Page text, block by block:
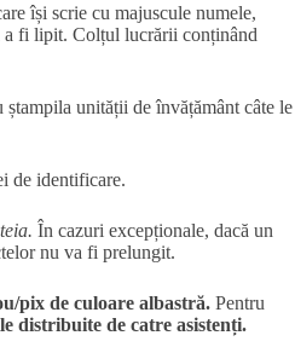
își scrie cu majuscule numele,
a fi lipit. Colțul lucrării conținând
unității de învățământ câte le
de identificare.
În cazuri excepționale, dacă un
nu va fi prelungit.
pix de culoare albastră. Pentru
distribuite de catre asistenți.